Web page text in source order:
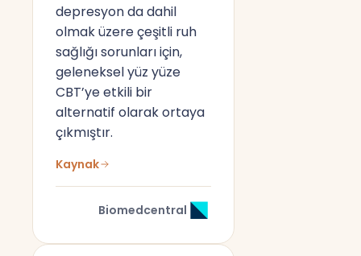
depresyon da dahil
olmak üzere çeşitli ruh
sağlığı sorunları için,
geleneksel yüz yüze
CBT’ye etkili bir
alternatif olarak ortaya
çıkmıştır.
Kaynak
Biomedcentral